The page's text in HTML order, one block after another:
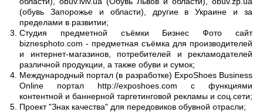
(обувь Запорожье и области), другие в Украине и за
пределами в развитии;
Студия предметной съёмки Бизнес Фото сайт
biznesphoto.com - предметная съёмка для производителей
и интернет-магазинов, потребителей и рекламодателей
различной продукции, а также обуви и сумок;
Международный портал (в разработке) ExpoShoes Business
Online портал http://exposhoes.com с функциями
контентной и баннерной таргетинговой рекламы и соц.сети;
Проект "Знак качества" для передовиков обувной отрасли;